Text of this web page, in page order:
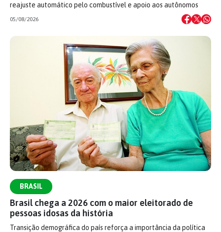
reajuste automático pelo combustível e apoio aos autônomos
05/08/2026
BRASIL
Brasil chega a 2026 com o maior eleitorado de
pessoas idosas da história
Transição demográfica do país reforça a importância da política